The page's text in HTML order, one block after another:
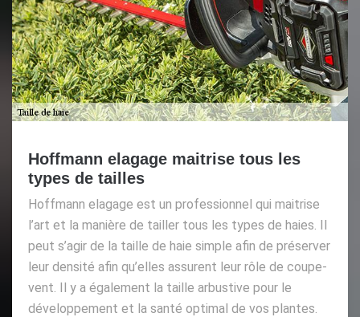
Hoffmann elagage maitrise tous les
types de tailles
Hoffmann elagage est un professionnel qui maitrise
l’art et la manière de tailler tous les types de haies. Il
peut s’agir de la taille de haie simple afin de préserver
leur densité afin qu’elles assurent leur rôle de coupe-
vent. Il y a également la taille arbustive pour le
développement et la santé optimal de vos plantes.